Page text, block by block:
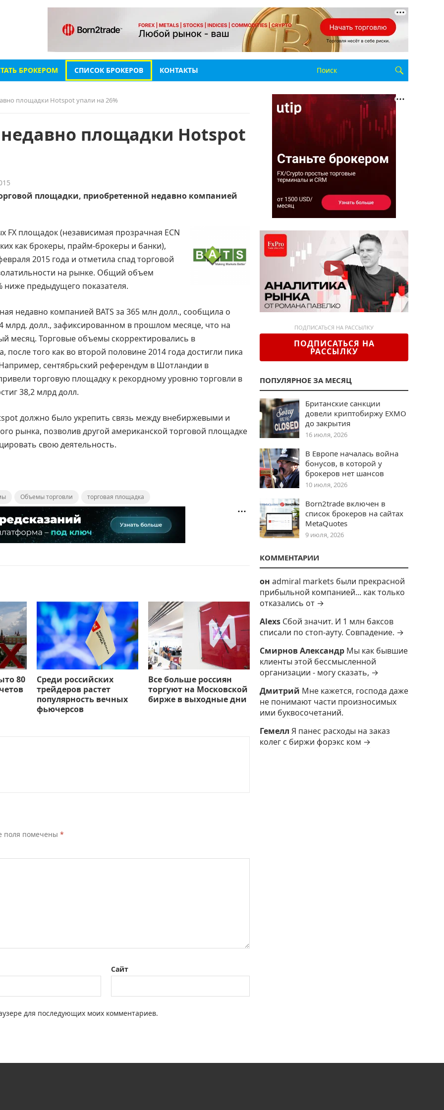
БРОКЕРОМ СПИСОК БРОКЕРОВ КОНТАКТЫ
площадки Hotspot упали на 26%
площадки Hotspot
площадки, приобретенной недавно компанией
FX площадок (независимая прозрачная ECN
как брокеры, прайм-брокеры и банки),
2015 года и отметила спад торговой
на рынке. Общий объем
ниже предыдущего показателя.
недавно компанией BATS за 365 млн долл., сообщила о
млрд. долл., зафиксированном в прошлом месяце, что на
месяц. Торговые объемы скорректировались в
того как во второй половине 2014 года достигли пика
сентябрьский референдум в Шотландии в
торговую площадку к рекордному уровню торговли в
38,2 млрд долл.
должно было укрепить связь между внебиржевыми и
рынка, позволив другой американской торговой площадке
свою деятельность.
Объемы торговли торговая площадка
80
Среди российских
трейдеров растет
популярность вечных
фьючерсов
Все больше россиян
торгуют на Московской
бирже в выходные дни
поля помечены *
Сайт
для последующих моих комментариев.
ПОДПИСАТЬСЯ НА РАССЫЛКУ
ПОДПИСАТЬСЯ НА
РАССЫЛКУ
ПОПУЛЯРНОЕ ЗА МЕСЯЦ
Британские санкции
довели криптобиржу EXMO
до закрытия
16 июля, 2026
В Европе началась война
бонусов, в которой у
брокеров нет шансов
10 июля, 2026
Born2trade включен в
список брокеров на сайтах
MetaQuotes
9 июля, 2026
КОММЕНТАРИИ
он admiral markets были прекрасной
прибыльной компанией... как только
отказались от →
Alexs Сбой значит. И 1 млн баксов
списали по стоп-ауту. Совпадение. →
Смирнов Александр Мы как бывшие
клиенты этой бессмысленной
организации - могу сказать, →
Дмитрий Мне кажется, господа даже
не понимают части произносимых
ими буквосочетаний.
Гемелл Я панес расходы на заказ
колег с биржи форэкс ком →